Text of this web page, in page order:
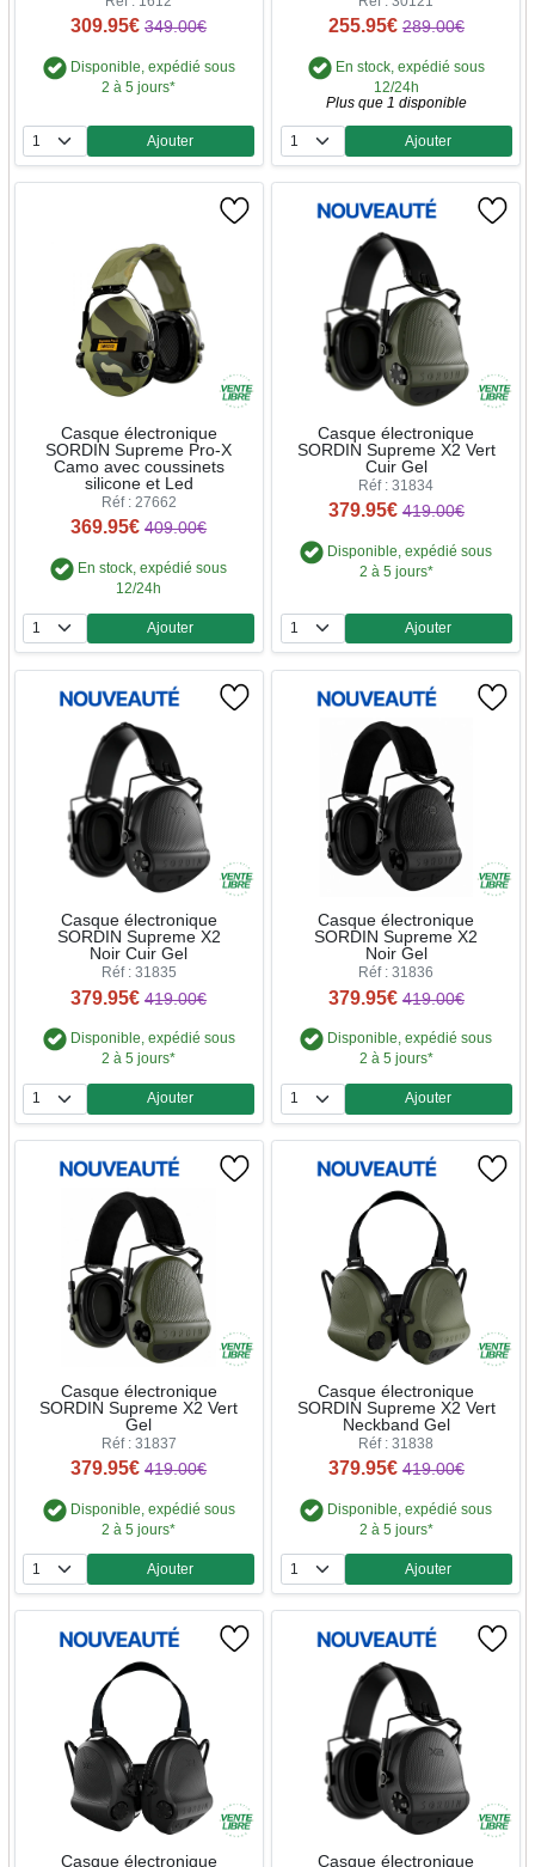
309.95€ 349.00€
Disponible, expédié sous
2 à 5 jours*
Quantité
Ajouter
255.95€ 289.00€
En stock, expédié sous
12/24h
Plus que 1 disponible
Quantité
Ajouter
Casque électronique
SORDIN Supreme Pro-X
Camo avec coussinets
silicone et Led
Réf : 27662
369.95€ 409.00€
En stock, expédié sous
12/24h
Quantité
Ajouter
Casque électronique
SORDIN Supreme X2 Vert
Cuir Gel
Réf : 31834
379.95€ 419.00€
Disponible, expédié sous
2 à 5 jours*
Quantité
Ajouter
Casque électronique
SORDIN Supreme X2
Noir Cuir Gel
Réf : 31835
379.95€ 419.00€
Disponible, expédié sous
2 à 5 jours*
Quantité
Ajouter
Casque électronique
SORDIN Supreme X2
Noir Gel
Réf : 31836
379.95€ 419.00€
Disponible, expédié sous
2 à 5 jours*
Quantité
Ajouter
Casque électronique
SORDIN Supreme X2 Vert
Gel
Réf : 31837
379.95€ 419.00€
Disponible, expédié sous
2 à 5 jours*
Quantité
Ajouter
Casque électronique
SORDIN Supreme X2 Vert
Neckband Gel
Réf : 31838
379.95€ 419.00€
Disponible, expédié sous
2 à 5 jours*
Quantité
Ajouter
Casque électronique Casque électronique